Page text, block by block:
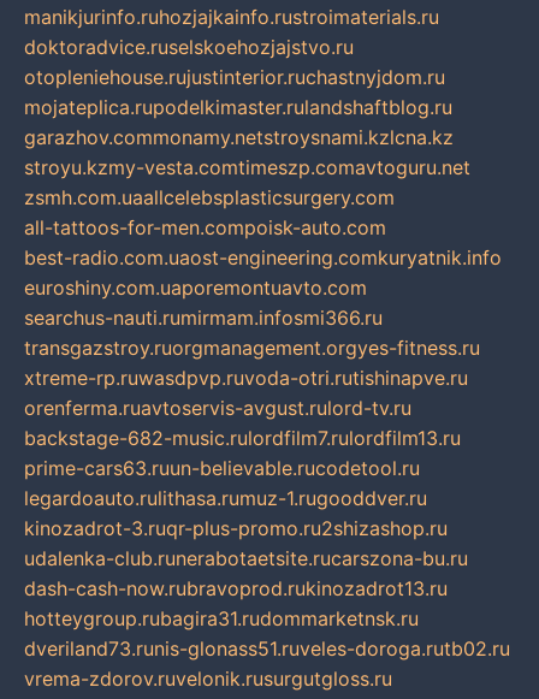
manikjurinfo.ruhozjajkainfo.rustroimaterials.ru
doktoradvice.ruselskoehozjajstvo.ru
otopleniehouse.rujustinterior.ruchastnyjdom.ru
mojateplica.rupodelkimaster.rulandshaftblog.ru
garazhov.commonamy.netstroysnami.kzlcna.kz
stroyu.kzmy-vesta.comtimeszp.comavtoguru.net
zsmh.com.uaallcelebsplasticsurgery.com
all-tattoos-for-men.compoisk-auto.com
best-radio.com.uaost-engineering.comkuryatnik.info
euroshiny.com.uaporemontuavto.com
searchus-nauti.rumirmam.infosmi366.ru
transgazstroy.ruorgmanagement.orgyes-fitness.ru
xtreme-rp.ruwasdpvp.ruvoda-otri.rutishinapve.ru
orenferma.ruavtoservis-avgust.rulord-tv.ru
backstage-682-music.rulordfilm7.rulordfilm13.ru
prime-cars63.ruun-believable.rucodetool.ru
legardoauto.rulithasa.rumuz-1.rugooddver.ru
kinozadrot-3.ruqr-plus-promo.ru2shizashop.ru
udalenka-club.runerabotaetsite.rucarszona-bu.ru
dash-cash-now.rubravoprod.rukinozadrot13.ru
hotteygroup.rubagira31.rudommarketnsk.ru
dveriland73.runis-glonass51.ruveles-doroga.rutb02.ru
vrema-zdorov.ruvelonik.rusurgutgloss.ru